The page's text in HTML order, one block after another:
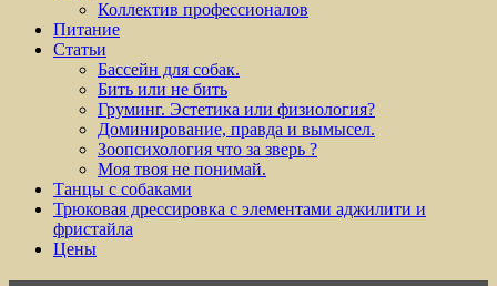
Коллектив профессионалов
Питание
Статьи
Бассейн для собак.
Бить или не бить
Груминг. Эстетика или физиология?
Доминирование, правда и вымысел.
Зоопсихология что за зверь ?
Моя твоя не понимай.
Танцы с собаками
Трюковая дрессировка с элементами аджилити и
фристайла
Цены